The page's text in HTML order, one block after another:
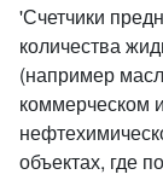
'Счетчики
количества
(например
коммерческом
объектах, где